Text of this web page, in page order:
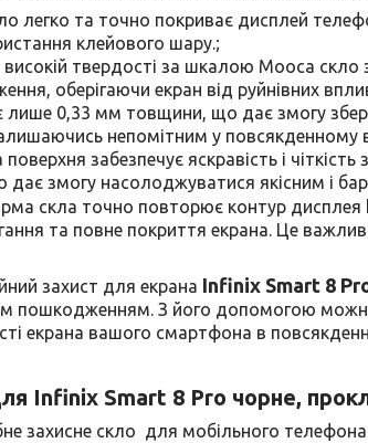
легко та точно покриває дисплей
клейового шару.;
високій твердості за шкалою Мооса скло
оберігаючи екран від руйнівних
лише 0,33 мм товщини, що дає змогу
непомітним у повсякденному
поверхня забезпечує яскравість і
дає змогу насолоджуватися якісним і
скла точно повторює контур дисплея
та повне покриття екрана. Це
захист для екрана Infinix Smart 8
пошкодженням. З його допомогою
екрана вашого смартфона в
Infinix Smart 8 Pro чорне,
захисне скло для мобільного